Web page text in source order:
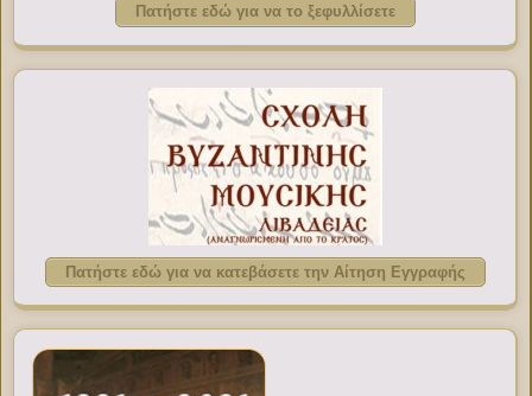
Πατήστε εδώ για να το ξεφυλλίσετε
Πατήστε εδώ για να κατεβάσετε την Αίτηση Εγγραφής